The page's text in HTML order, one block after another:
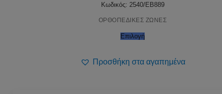
Κωδικός: 2540/EB889
ΟΡΘΟΠΕΔΙΚΕΣ ΖΩΝΕΣ
Επιλογή
Προσθήκη στα αγαπημένα